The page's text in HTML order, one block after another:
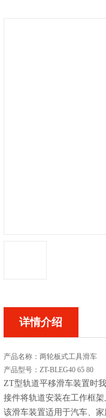
详情介绍
产品名称：两轮板式工具滑车
产品型号：ZT-BLEG40 65 80
ZT型轨道平移滑车装置时
接件将轨道安装在工作框
该滑车装置适用于汽车、